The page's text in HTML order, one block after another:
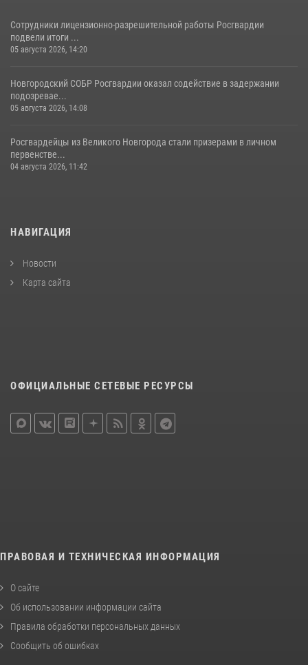
Сотрудники лицензионно-разрешительной работы Росгвардии
подвели итоги ...
05 августа 2026, 14:20
Новгородский СОБР Росгвардии оказал содействие в задержании
подозревае...
05 августа 2026, 14:08
Росгвардейцы из Великого Новгорода стали призерами в личном
первенстве...
04 августа 2026, 11:42
НАВИГАЦИЯ
Новости
Карта сайта
ОФИЦИАЛЬНЫЕ СЕТЕВЫЕ РЕСУРСЫ
ПРАВОВАЯ И ТЕХНИЧЕСКАЯ ИНФОРМАЦИЯ
О сайте
Об использовании информации сайта
Правила обработки персональных данных
Сообщить об ошибках